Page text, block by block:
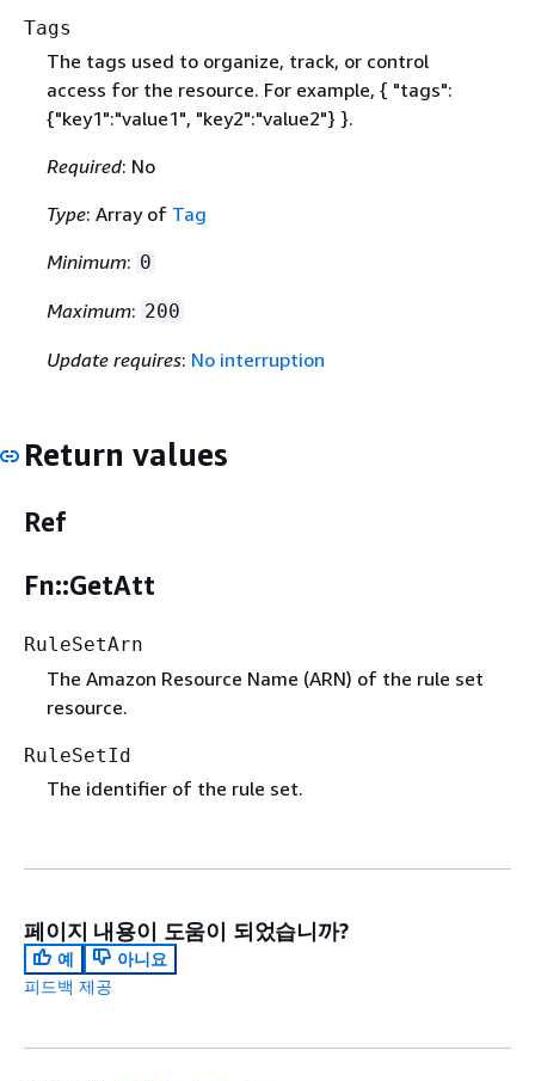
Tags
The tags used to organize, track, or control
access for the resource. For example, { "tags":
{"key1":"value1", "key2":"value2"} }.
Required: No
Type: Array of Tag
Minimum: 0
Maximum: 200
Update requires: No interruption
Return values
Ref
Fn::GetAtt
RuleSetArn
The Amazon Resource Name (ARN) of the rule set
resource.
RuleSetId
The identifier of the rule set.
페이지 내용이 도움이 되었습니까?
예
아니요
피드백 제공